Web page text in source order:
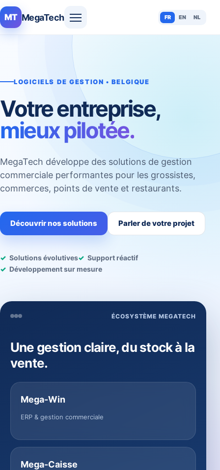
MT MegaTech FR EN NL
LOGICIELS DE GESTION • BELGIQUE
Votre entreprise,
mieux pilotée.
MegaTech développe des solutions de gestion
commerciale performantes pour les grossistes,
commerces, points de vente et restaurants.
Découvrir nos solutions Parler de votre projet
Solutions évolutives
Support réactif
Développement sur mesure
ÉCOSYSTÈME MEGATECH
Une gestion claire, du stock à la
vente.
Mega-Win
ERP & gestion commerciale
Mega-Caisse